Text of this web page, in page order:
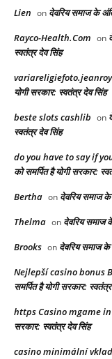
Lien on देवरिय समाज के
Rayco-Health.Com on
स्वतंत्र देव सिंह
योगी सरकार: स्वतंत्र देव सिंह
beste slots cashlib on
स्वतंत्र देव सिंह
do you have to say if
को समर्पित है योगी सरकार:
Bertha on देवरिय समाज के
Thelma on देवरिय समाज
Brooks on देवरिय समाज के
Nejlepší casino bonus
समर्पित है योगी सरकार:
https Casino mgame in
सरकार: स्वतंत्र देव सिंह
casino minimální